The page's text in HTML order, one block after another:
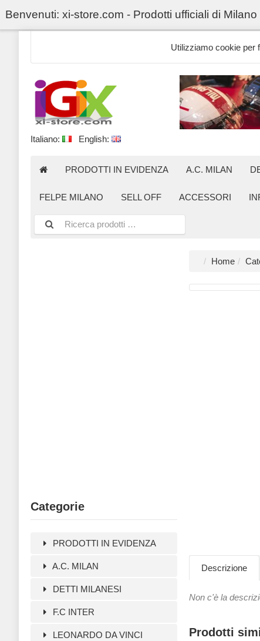
Benvenuti: xi-store.com - Prodotti ufficiali di Milano
Utilizziamo cookie per
Italiano: English:
PRODOTTI IN EVIDENZA A.C. MILAN
FELPE MILANO SELL OFF ACCESSORI
Categorie
PRODOTTI IN EVIDENZA
A.C. MILAN
DETTI MILANESI
F.C INTER
LEONARDO DA VINCI
Home
Descrizione
Non c'è la
Prodotti